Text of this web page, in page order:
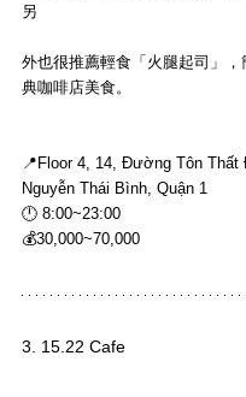
另
外也很推薦輕食「火腿起司」
典咖啡店美食。
📍Floor 4, 14, Đường Tôn Thất
Nguyễn Thái Bình, Quận 1
🕛 8:00~23:00
💰30,000~70,000
3. 15.22 Cafe